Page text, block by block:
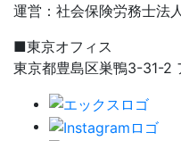
運営：社会保険労務士法
■東京オフィス
東京都豊島区巣鴨3-31-2